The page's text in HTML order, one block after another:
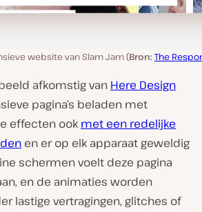
website van Slam Jam (Bron: The
afkomstig van Here Design
pagina’s beladen met
effecten ook met een redelijke
en er op elk apparaat geweldig
schermen voelt deze pagina
en de animaties worden
lastige vertragingen, glitches of